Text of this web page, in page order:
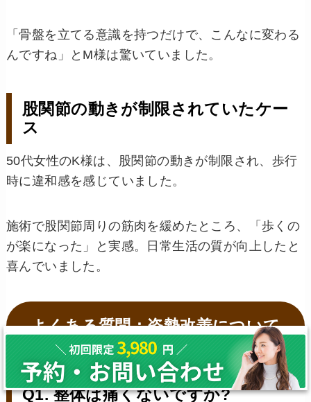
「骨盤を立てる意識を持つだけで、こんなに変わる
んですね」とM様は驚いていました。
股関節の動きが制限されていたケー
ス
50代女性のK様は、股関節の動きが制限され、歩行
時に違和感を感じていました。
施術で股関節周りの筋肉を緩めたところ、「歩くの
が楽になった」と実感。日常生活の質が向上したと
喜んでいました。
よくある質問：姿勢改善について
Q1. 整体は痛くないですか?